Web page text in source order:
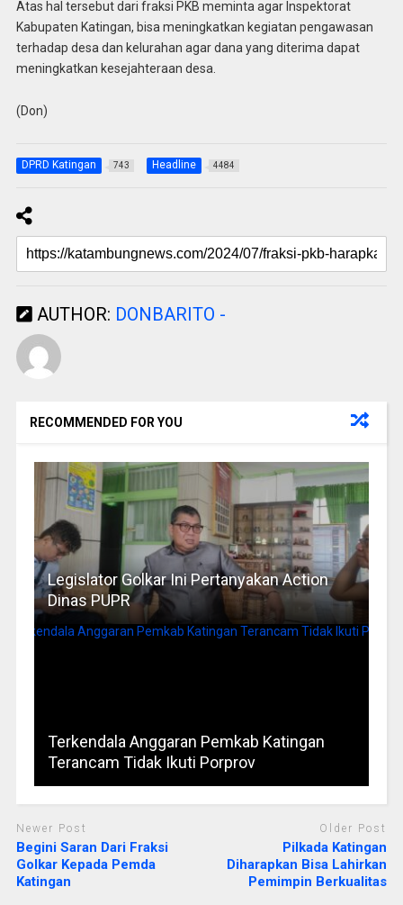
Atas hal tersebut dari fraksi PKB meminta agar Inspektorat
Kabupaten Katingan, bisa meningkatkan kegiatan pengawasan
terhadap desa dan kelurahan agar dana yang diterima dapat
meningkatkan kesejahteraan desa.
(Don)
DPRD Katingan 743 Headline 4484
AUTHOR: DONBARITO -
RECOMMENDED FOR YOU
Legislator Golkar Ini Pertanyakan Action
Dinas PUPR
Terkendala Anggaran Pemkab Katingan
Terancam Tidak Ikuti Porprov
Newer Post
Begini Saran Dari Fraksi
Golkar Kepada Pemda
Katingan
Older Post
Pilkada Katingan
Diharapkan Bisa Lahirkan
Pemimpin Berkualitas